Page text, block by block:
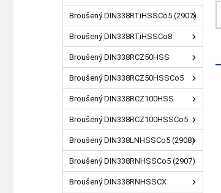
Broušený DIN338RTiHSSCo5 (2907)
Broušený DIN338RTiHSSCo8
Broušený DIN338RCZ50HSS
Broušený DIN338RCZ50HSSCo5
Broušený DIN338RCZ100HSS
Broušený DIN338RCZ100HSSCo5
Broušený DIN338LNHSSCo5 (2908)
Broušený DIN338RNHSSCo5 (2907)
Broušený DIN338RNHSSCX